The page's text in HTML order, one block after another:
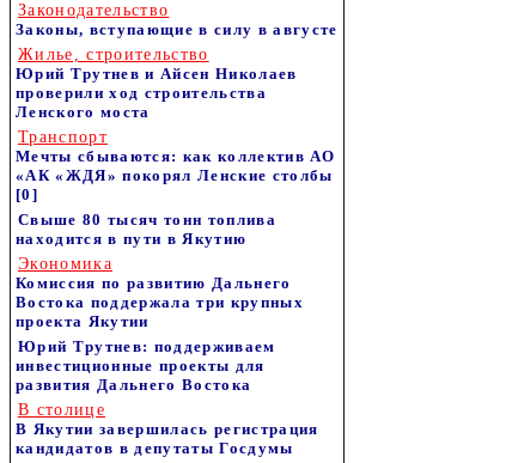
Законодательство
Законы, вступающие в силу в августе
Жилье, строительство
Юрий Трутнев и Айсен Николаев
проверили ход строительства
Ленского моста
Транспорт
Мечты сбываются: как коллектив АО
«АК «ЖДЯ» покорял Ленские столбы
[0]
Свыше 80 тысяч тонн топлива
находится в пути в Якутию
Экономика
Комиссия по развитию Дальнего
Востока поддержала три крупных
проекта Якутии
Юрий Трутнев: поддерживаем
инвестиционные проекты для
развития Дальнего Востока
В столице
В Якутии завершилась регистрация
кандидатов в депутаты Госдумы